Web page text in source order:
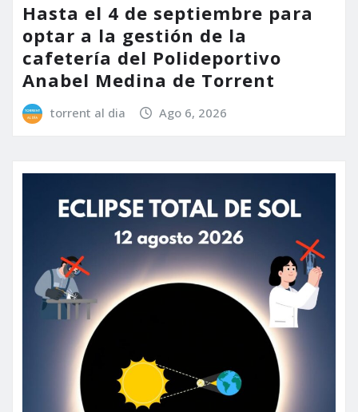
Hasta el 4 de septiembre para
optar a la gestión de la
cafetería del Polideportivo
Anabel Medina de Torrent
torrent al dia Ago 6, 2026